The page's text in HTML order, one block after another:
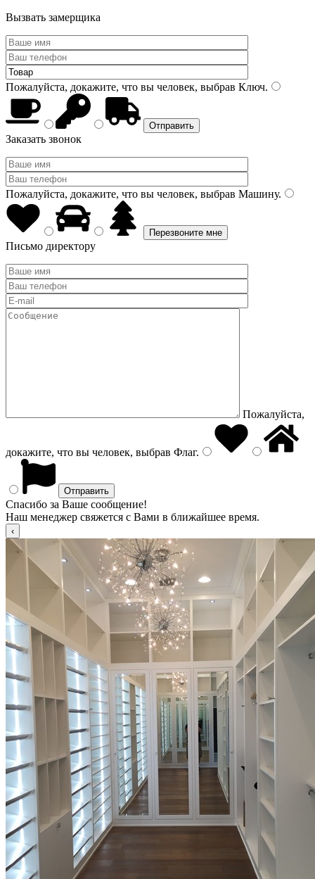
Вызвать замерщика
Пожалуйста, докажите, что вы человек, выбрав Ключ.
Заказать звонок
Пожалуйста, докажите, что вы человек, выбрав Машину.
Письмо директору
Пожалуйста,
докажите, что вы человек, выбрав Флаг.
Спасибо за Ваше сообщение!
Наш менеджер свяжется с Вами в ближайшее время.